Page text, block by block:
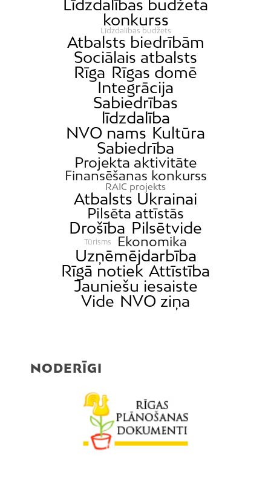
Līdzdalības budžeta
konkurss
Līdzdalības budžets
Atbalsts biedrībām
Sociālais atbalsts
Rīga Rīgas domē
Integrācija
Sabiedrības
līdzdalība
NVO nams Kultūra
Sabiedrība
Projekta aktivitāte
Finansēšanas konkurss
RAIC projekts
Atbalsts Ukrainai
Pilsēta attīstās
Drošība Pilsētvide
Tūrisms Ekonomika
Uzņēmējdarbība
Rīgā notiek Attīstība
Jauniešu iesaiste
Vide NVO ziņa
NODERĪGI